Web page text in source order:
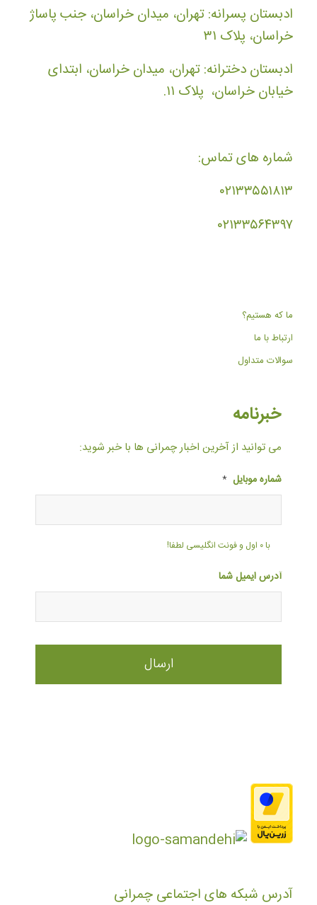
ادبستان پسرانه: تهران، میدان خراسان، جنب پاساژ
خراسان، پلاک ۳۱
ادبستان دخترانه: تهران، میدان خراسان، ابتدای
خیابان خراسان، پلاک ۱۱.
شماره های تماس:
۰۲۱۳۳۵۵۱۸۱۳
۰۲۱۳۳۵۶۴۳۹۷
ما که هستیم؟
ارتباط با ما
سوالات متداول
خبرنامه
می توانید از آخرین اخبار چمرانی ها با خبر شوید:
شماره موبایل *
با ۰ اول و فونت انگلیسی لطفا!
آدرس ایمیل شما
آدرس شبکه های اجتماعی چمرانی